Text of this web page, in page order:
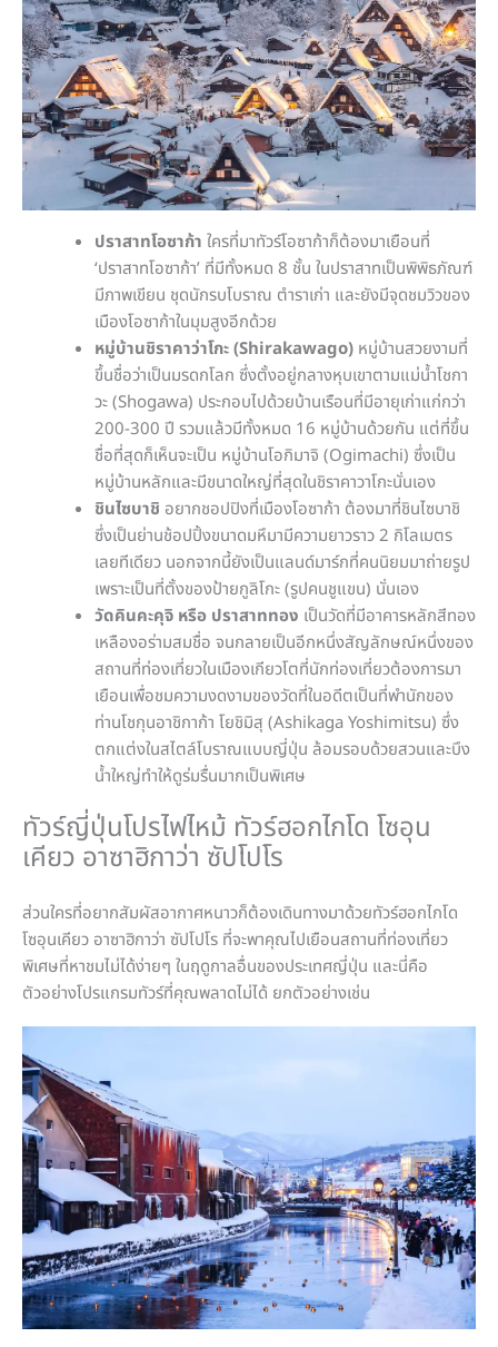
ปราสาทโอซาก้า ใครที่มาทัวร์โอซาก้าก็ต้องมาเยือนที่
‘ปราสาทโอซาก้า’ ที่มีทั้งหมด 8 ชั้น ในปราสาทเป็นพิพิธภัณฑ์
มีภาพเขียน ชุดนักรบโบราณ ตำราเก่า และยังมีจุดชมวิวของ
เมืองโอซาก้าในมุมสูงอีกด้วย
หมู่บ้านชิราคาว่าโกะ (Shirakawago) หมู่บ้านสวยงามที่
ขึ้นชื่อว่าเป็นมรดกโลก ซึ่งตั้งอยู่กลางหุบเขาตามแม่น้ำโชกา
วะ (Shogawa) ประกอบไปด้วยบ้านเรือนที่มีอายุเก่าแก่กว่า
200-300 ปี รวมแล้วมีทั้งหมด 16 หมู่บ้านด้วยกัน แต่ที่ขึ้น
ชื่อที่สุดก็เห็นจะเป็น หมู่บ้านโอกิมาจิ (Ogimachi) ซึ่งเป็น
หมู่บ้านหลักและมีขนาดใหญ่ที่สุดในชิราคาวาโกะนั่นเอง
ชินไซบาชิ อยากชอปปิงที่เมืองโอซาก้า ต้องมาที่ชินไซบาชิ
ซึ่งเป็นย่านช้อปปิ้งขนาดมหึมามีความยาวราว 2 กิโลเมตร
เลยทีเดียว นอกจากนี้ยังเป็นแลนด์มาร์กที่คนนิยมมาถ่ายรูป
เพราะเป็นที่ตั้งของป้ายกูลิโกะ (รูปคนชูแขน) นั่นเอง
วัดคินคะคุจิ หรือ ปราสาททอง เป็นวัดที่มีอาคารหลักสีทอง
เหลืองอร่ามสมชื่อ จนกลายเป็นอีกหนึ่งสัญลักษณ์หนึ่งของ
สถานที่ท่องเที่ยวในเมืองเกียวโตที่นักท่องเที่ยวต้องการมา
เยือนเพื่อชมความงดงามของวัดที่ในอดีตเป็นที่พำนักของ
ท่านโชกุนอาชิกาก้า โยชิมิสุ (Ashikaga Yoshimitsu) ซึ่ง
ตกแต่งในสไตล์โบราณแบบญี่ปุ่น ล้อมรอบด้วยสวนและบึง
น้ำใหญ่ทำให้ดูร่มรื่นมากเป็นพิเศษ
ทัวร์ญี่ปุ่นโปรไฟไหม้ ทัวร์ฮอกไกโด โซอุน
เคียว อาซาฮิกาว่า ซัปโปโร
ส่วนใครที่อยากสัมผัสอากาศหนาวก็ต้องเดินทางมาด้วยทัวร์ฮอกไกโด
โซอุนเคียว อาซาฮิกาว่า ซัปโปโร ที่จะพาคุณไปเยือนสถานที่ท่องเที่ยว
พิเศษที่หาชมไม่ได้ง่ายๆ ในฤดูกาลอื่นของประเทศญี่ปุ่น และนี่คือ
ตัวอย่างโปรแกรมทัวร์ที่คุณพลาดไม่ได้ ยกตัวอย่างเช่น